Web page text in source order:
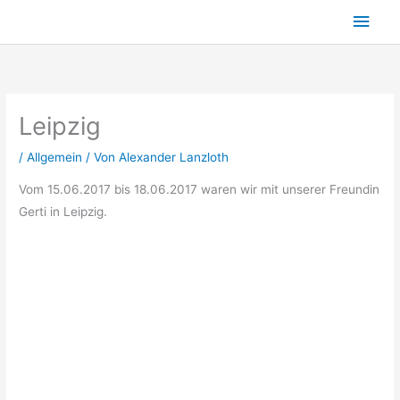
Leipzig
/Allgemein / VonAlexander Lanzloth
Vom 15.06.2017 bis 18.06.2017 waren wir mit unserer Freundin
Gerti in Leipzig.